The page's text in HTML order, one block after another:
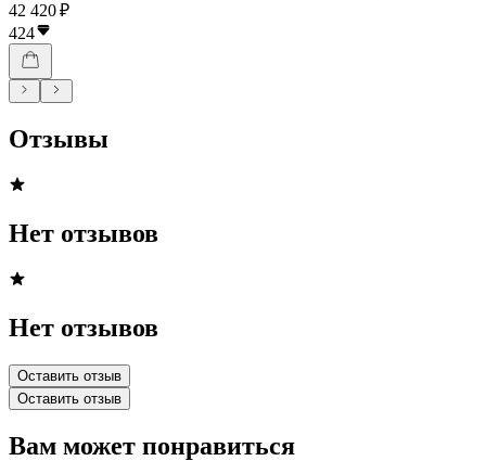
42 420 ₽
424
Отзывы
Нет отзывов
Нет отзывов
Оставить отзыв
Оставить отзыв
Вам может понравиться